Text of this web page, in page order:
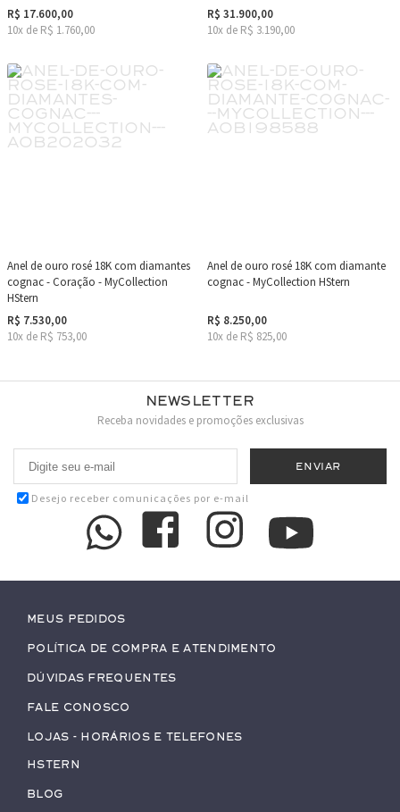
R$ 17.600,00
10x de R$ 1.760,00
R$ 31.900,00
10x de R$ 3.190,00
Anel de ouro rosé 18K com diamantes
cognac - Coração - MyCollection
HStern
R$ 7.530,00
10x de R$ 753,00
Anel de ouro rosé 18K com diamante
cognac - MyCollection HStern
R$ 8.250,00
10x de R$ 825,00
Newsletter
Receba novidades e promoções exclusivas
Desejo receber comunicações por e-mail
Meus pedidos
Política de Compra e Atendimento
Dúvidas Frequentes
Fale conosco
Lojas - Horários e Telefones
HStern
Blog